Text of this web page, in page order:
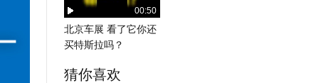
00:50
北京车展 看了它你还
买特斯拉吗？
猜你喜欢